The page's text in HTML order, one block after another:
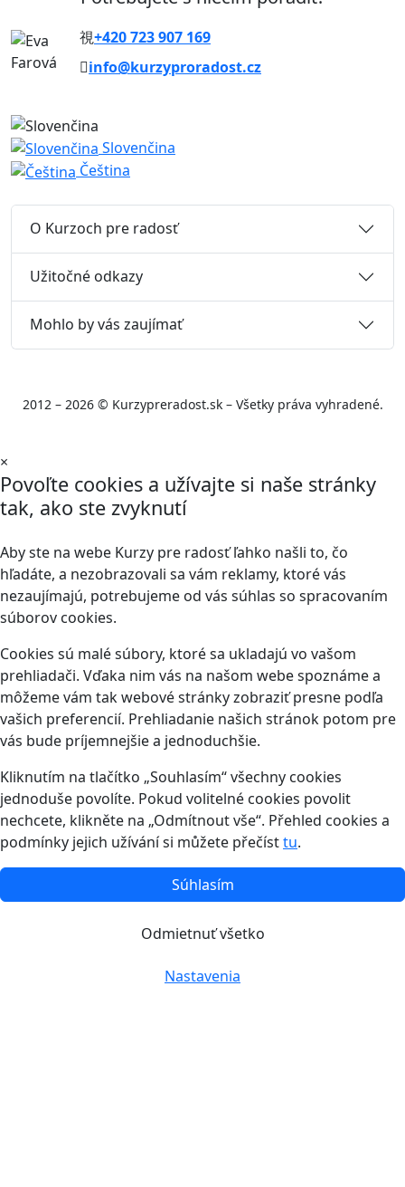
+420 723 907 169
info@kurzyproradost.cz
Slovenčina
Čeština
O Kurzoch pre radosť
Užitočné odkazy
Mohlo by vás zaujímať
2012 – 2026 © Kurzypreradost.sk – Všetky práva vyhradené.
×
Povoľte cookies a užívajte si naše stránky
tak, ako ste zvyknutí
Aby ste na webe Kurzy pre radosť ľahko našli to, čo
hľadáte, a nezobrazovali sa vám reklamy, ktoré vás
nezaujímajú, potrebujeme od vás súhlas so spracovaním
súborov cookies.
Cookies sú malé súbory, ktoré sa ukladajú vo vašom
prehliadači. Vďaka nim vás na našom webe spoznáme a
môžeme vám tak webové stránky zobraziť presne podľa
vašich preferencií. Prehliadanie našich stránok potom pre
vás bude príjemnejšie a jednoduchšie.
Kliknutím na tlačítko „Souhlasím“ všechny cookies
jednoduše povolíte. Pokud volitelné cookies povolit
nechcete, klikněte na „Odmítnout vše“. Přehled cookies a
podmínky jejich užívání si můžete přečísttu.
Súhlasím
Odmietnuť všetko
Nastavenia